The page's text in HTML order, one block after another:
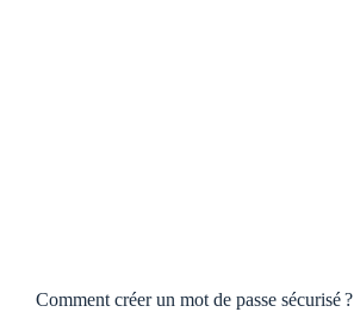
Comment créer un mot de passe sécurisé ?